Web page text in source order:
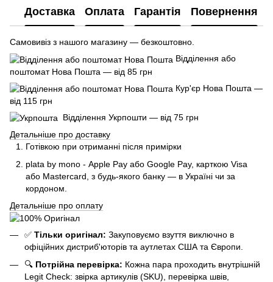
Доставка Оплата Гарантія Повернення
Самовивіз з нашого магазину — безкоштовно.
Відділення або
поштомат Нова Пошта — від 85 грн
Кур'єр Нова Пошта —
від 115 грн
Відділення Укрпошти — від 75 грн
Детальніше про доставку
Готівкою при отриманні після примірки
plata by mono - Apple Pay або Google Pay, карткою Visa
або Mastercard, з будь-якого банку — в Україні чи за
кордоном.
Детальніше про оплату
✅ Тільки оригінал: Закуповуємо взуття виключно в
офіційних дистриб'юторів та аутлетах США та Європи.
🔍 Потрійна перевірка: Кожна пара проходить внутрішній
Legit Check: звірка артикулів (SKU), перевірка швів,